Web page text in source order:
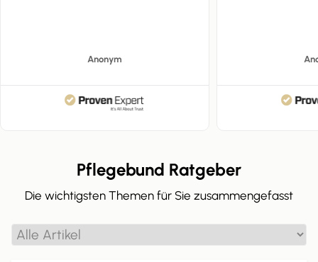
Anonym
Pflegebund Ratgeber
Die wichtigsten Themen für Sie zusammengefasst